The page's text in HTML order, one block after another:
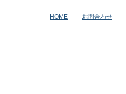
HOME お問合わせ